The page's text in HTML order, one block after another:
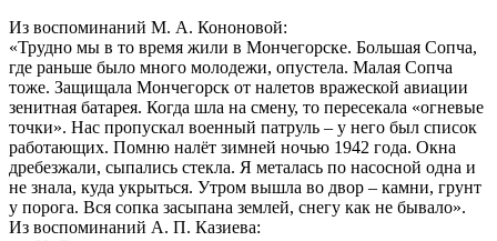
Из воспоминаний М. А. Кононовой:
«Трудно мы в то время жили в Мончегорске. Большая Сопча,
где раньше было много молодежи, опустела. Малая Сопча
тоже. Защищала Мончегорск от налетов вражеской авиации
зенитная батарея. Когда шла на смену, то пересекала «огневые
точки». Нас пропускал военный патруль – у него был список
работающих. Помню налёт зимней ночью 1942 года. Окна
дребезжали, сыпались стекла. Я металась по насосной одна и
не знала, куда укрыться. Утром вышла во двор – камни, грунт
у порога. Вся сопка засыпана землей, снегу как не бывало».
Из воспоминаний А. П. Казиева: